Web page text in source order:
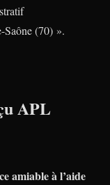
Saône (70) ».
APL
amiable à l’aide